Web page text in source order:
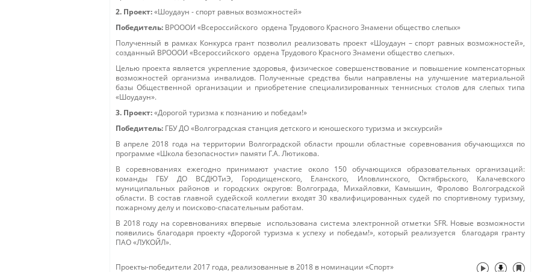
2. Проект: «Шоудаун - спорт равных возможностей»
Победитель: ВРОООИ «Всероссийского ордена Трудового Красного Знамени общество слепых»
Полученный в рамках Конкурса грант позволил реализовать проект «Шоудаун – спорт равных возможностей»,
созданный ВРОООИ «Всероссийского ордена Трудового Красного Знамени общество слепых».
Целью проекта является укрепление здоровья, физическое совершенствование и повышение компенсаторных
возможностей организма инвалидов. Полученные средства были направлены на улучшение материальной
базы Общественной организации и приобретение специализированных теннисных столов для слепых типа
«Шоудаун».
3. Проект: «Дорогой туризма к познанию и победам!»
Победитель: ГБУ ДО «Волгоградская станция детского и юношеского туризма и экскурсий»
В апреле 2018 года на территории Волгоградской области прошли областные соревнования обучающихся по
программе «Школа безопасности» памяти Г.А. Лютикова.
В соревнованиях ежегодно принимают участие около 150 обучающихся образовательных организаций:
команды ГБУ ДО ВСДЮТиЭ, Городищенского, Еланского, Иловлинского, Октябрьского, Калачевского
муниципальных районов и городских округов: Волгограда, Михайловки, Камышин, Фролово Волгоградской
области. В состав главной судейской коллегии входят 30 квалифицированных судей по спортивному туризму,
пожарному делу и поисково-спасательным работам.
В 2018 году на соревнованиях впервые использована система электронной отметки SFR. Новые возможности
появились благодаря проекту «Дорогой туризма к успеху и победам!», который реализуется благодаря гранту
ПАО «ЛУКОЙЛ».
Проекты-победители 2017 года, реализованные в 2018 в номинации «Спорт»